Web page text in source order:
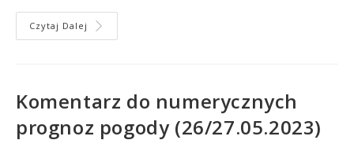
Czytaj Dalej
Komentarz do numerycznych
prognoz pogody (26/27.05.2023)